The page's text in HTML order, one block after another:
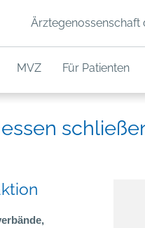
Ärztegenossenschaft
MVZ Für Patienten